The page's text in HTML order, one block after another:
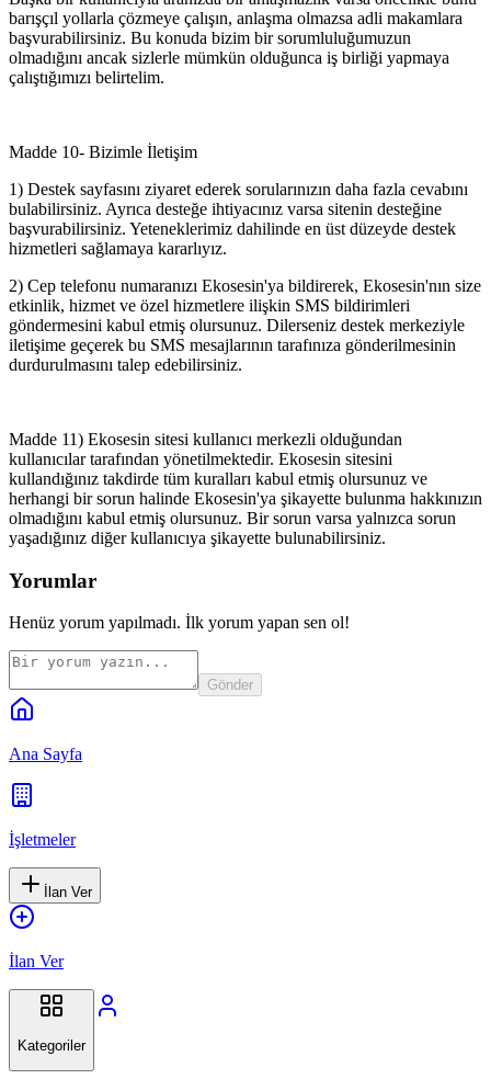
barışçıl yollarla çözmeye çalışın, anlaşma olmazsa adli makamlara
başvurabilirsiniz. Bu konuda bizim bir sorumluluğumuzun
olmadığını ancak sizlerle mümkün olduğunca iş birliği yapmaya
çalıştığımızı belirtelim.
Madde 10- Bizimle İletişim
1) Destek sayfasını ziyaret ederek sorularınızın daha fazla cevabını
bulabilirsiniz. Ayrıca desteğe ihtiyacınız varsa sitenin desteğine
başvurabilirsiniz. Yeteneklerimiz dahilinde en üst düzeyde destek
hizmetleri sağlamaya kararlıyız.
2) Cep telefonu numaranızı Ekosesin'ya bildirerek, Ekosesin'nın size
etkinlik, hizmet ve özel hizmetlere ilişkin SMS bildirimleri
göndermesini kabul etmiş olursunuz. Dilerseniz destek merkeziyle
iletişime geçerek bu SMS mesajlarının tarafınıza gönderilmesinin
durdurulmasını talep edebilirsiniz.
Madde 11) Ekosesin sitesi kullanıcı merkezli olduğundan
kullanıcılar tarafından yönetilmektedir. Ekosesin sitesini
kullandığınız takdirde tüm kuralları kabul etmiş olursunuz ve
herhangi bir sorun halinde Ekosesin'ya şikayette bulunma hakkınızın
olmadığını kabul etmiş olursunuz. Bir sorun varsa yalnızca sorun
yaşadığınız diğer kullanıcıya şikayette bulunabilirsiniz.
Yorumlar
Henüz yorum yapılmadı. İlk yorum yapan sen ol!
Gönder
Ana Sayfa
İşletmeler
İlan Ver
İlan Ver
Kategoriler